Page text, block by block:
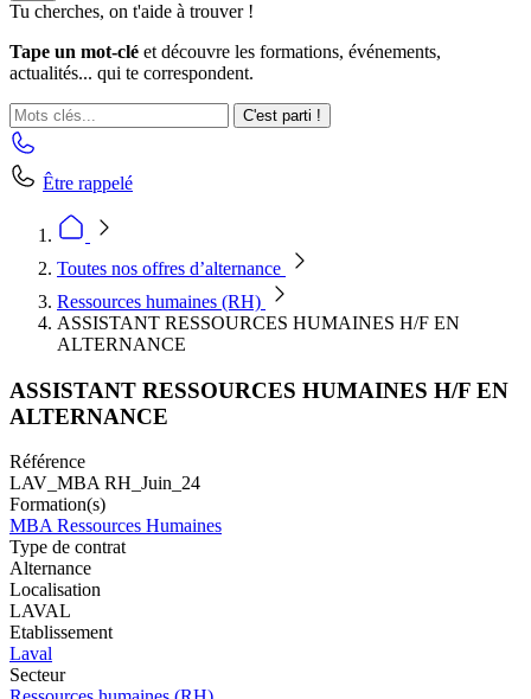
Tu cherches, on t'aide à trouver !
Tape un mot-clé et découvre les formations, événements,
actualités... qui te correspondent.
C'est parti !
Être rappelé
Toutes nos offres d’alternance
Ressources humaines (RH)
ASSISTANT RESSOURCES HUMAINES H/F EN
ALTERNANCE
ASSISTANT RESSOURCES HUMAINES H/F EN
ALTERNANCE
Référence
LAV_MBA RH_Juin_24
Formation(s)
MBA Ressources Humaines
Type de contrat
Alternance
Localisation
LAVAL
Etablissement
Laval
Secteur